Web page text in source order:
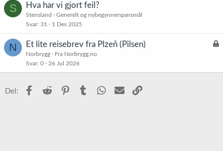
S Hva har vi gjort feil?
Stensland
Generelt og nybegynnerspørsmål
Svar 31 1 Des 2025
N
L
t
Et lite reisebrev fra Plzeň (Pilsen)
Norbrygg
Fra Norbrygg.no
Svar 0 26 Jul 2026
Del: Facebook
Reddit PinterestTumblr WhatsApp
E-post